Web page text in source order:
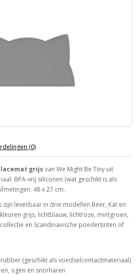
(0)
grijs van We Might Be Tiny uit
BPA-vrij siliconen (wat geschikt is als
48 x 27 cm.
zijn leverbaar in drie modellen Beer, Kat en
grijs, lichtblauw, lichtroze, mintgroen,
en Scandinavische poedertinten of
(geschikt als voedselcontactmateriaal)
ogen en snorharen